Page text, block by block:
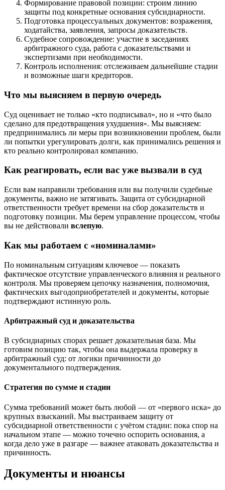
Формирование правовой позиции: строим линию
защиты под конкретные основания субсидиарности.
Подготовка процессуальных документов: возражения,
ходатайства, заявления, запросы доказательств.
Судебное сопровождение: участие в заседаниях
арбитражного суда, работа с доказательствами и
экспертизами при необходимости.
Контроль исполнения: отслеживаем дальнейшие стадии
и возможные шаги кредиторов.
Что мы выясняем в первую очередь
Суд оценивает не только «кто подписывал», но и «что было
сделано для предотвращения ухудшения». Мы выясняем:
предпринимались ли меры при возникновении проблем, были
ли попытки урегулировать долги, как принимались решения и
кто реально контролировал компанию.
Как реагировать, если вас уже вызвали в суд
Если вам направили требования или вы получили судебные
документы, важно не затягивать. Защита от субсидиарной
ответственности требует времени на сбор доказательств и
подготовку позиции. Мы берем управление процессом, чтобы
вы не действовали вслепую.
Как мы работаем с «номиналами»
По номинальным ситуациям ключевое — показать
фактическое отсутствие управленческого влияния и реального
контроля. Мы проверяем цепочку назначения, полномочия,
фактических выгодоприобретателей и документы, которые
подтверждают истинную роль.
Арбитражный суд и доказательства
В субсидиарных спорах решает доказательная база. Мы
готовим позицию так, чтобы она выдержала проверку в
арбитражный суд: от логики причинности до
документального подтверждения.
Стратегия по сумме и стадии
Сумма требований может быть любой — от «первого иска» до
крупных взысканий. Мы выстраиваем защиту от
субсидиарной ответственности с учётом стадии: пока спор на
начальном этапе — можно точечно оспорить основания, а
когда дело уже в разгаре — важнее атаковать доказательства и
причинность.
Документы и нюансы